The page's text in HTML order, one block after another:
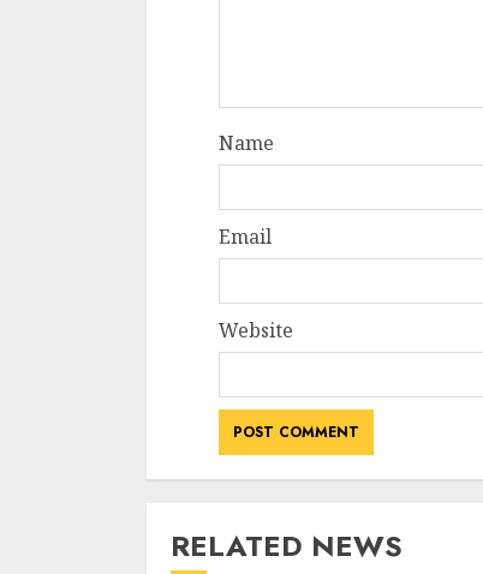
Name
Email
Website
RELATED NEWS